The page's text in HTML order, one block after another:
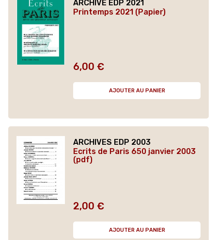
ARCHIVE EDP 2021
Printemps 2021 (Papier)
Prix
6,00 €
AJOUTER AU PANIER
ARCHIVES EDP 2003
Ecrits de Paris 650 janvier 2003
(pdf)
Prix
2,00 €
AJOUTER AU PANIER